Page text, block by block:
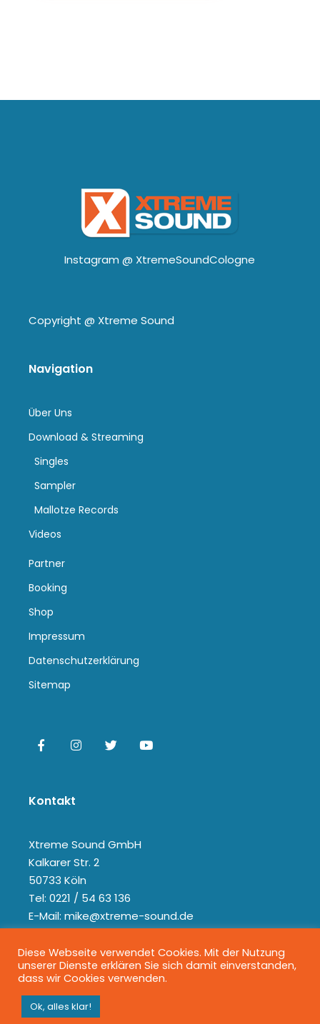
Instagram @ XtremeSoundCologne
Copyright @ Xtreme Sound
Navigation
Über Uns
Download & Streaming
Singles
Sampler
Mallotze Records
Videos
Partner
Booking
Shop
Impressum
Datenschutzerklärung
Sitemap
Kontakt
Xtreme Sound GmbH
Kalkarer Str. 2
50733 Köln
Tel: 0221 / 54 63 136
E-Mail: mike@xtreme-sound.de
Diese Webseite verwendet Cookies. Mit der Nutzung
unserer Dienste erklären Sie sich damit einverstanden,
dass wir Cookies verwenden.
Ok, alles klar!